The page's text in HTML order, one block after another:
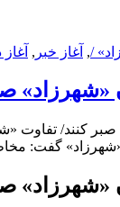
/
, آغاز خبر , آغاز
«شهرزاد»
کنند/ تفاوت
گفت:
«شهرزاد»